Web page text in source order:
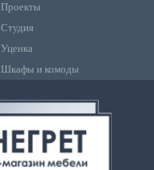
Проекты
Студия
Уценка
Шкафы и комоды